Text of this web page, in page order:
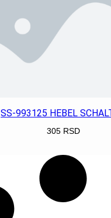
SS-993125 HEBEL
305 RSD